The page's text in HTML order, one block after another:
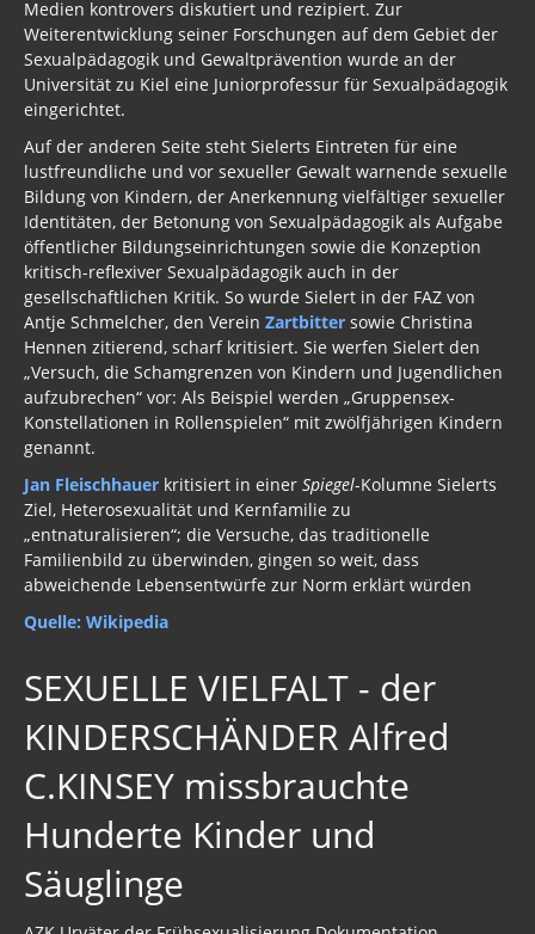
Medien kontrovers diskutiert und rezipiert. Zur
Weiterentwicklung seiner Forschungen auf dem Gebiet der
Sexualpädagogik und Gewaltprävention wurde an der
Universität zu Kiel eine Juniorprofessur für Sexualpädagogik
eingerichtet.
Auf der anderen Seite steht Sielerts Eintreten für eine
lustfreundliche und vor sexueller Gewalt warnende sexuelle
Bildung von Kindern, der Anerkennung vielfältiger sexueller
Identitäten, der Betonung von Sexualpädagogik als Aufgabe
öffentlicher Bildungseinrichtungen sowie die Konzeption
kritisch-reflexiver Sexualpädagogik auch in der
gesellschaftlichen Kritik. So wurde Sielert in der FAZ von
Antje Schmelcher, den Verein Zartbitter sowie Christina
Hennen zitierend, scharf kritisiert. Sie werfen Sielert den
„Versuch, die Schamgrenzen von Kindern und Jugendlichen
aufzubrechen“ vor: Als Beispiel werden „Gruppensex-
Konstellationen in Rollenspielen“ mit zwölfjährigen Kindern
genannt.
Jan Fleischhauer kritisiert in einer Spiegel-Kolumne Sielerts
Ziel, Heterosexualität und Kernfamilie zu
„entnaturalisieren“; die Versuche, das traditionelle
Familienbild zu überwinden, gingen so weit, dass
abweichende Lebensentwürfe zur Norm erklärt würden
Quelle: Wikipedia
SEXUELLE VIELFALT - der
KINDERSCHÄNDER Alfred
C.KINSEY missbrauchte
Hunderte Kinder und
Säuglinge